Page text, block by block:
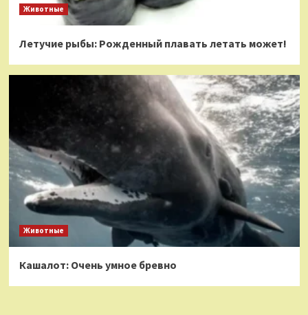
Животные
Летучие рыбы: Рожденный плавать летать может!
Животные
Кашалот: Очень умное бревно